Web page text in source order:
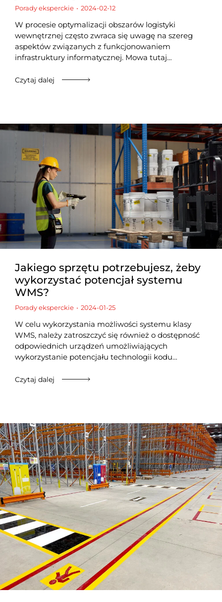
Porady eksperckie 2024-02-12
W procesie optymalizacji obszarów logistyki
wewnętrznej często zwraca się uwagę na szereg
aspektów związanych z funkcjonowaniem
infrastruktury informatycznej. Mowa tutaj…
Czytaj dalej
Jakiego sprzętu potrzebujesz, żeby
wykorzystać potencjał systemu
WMS?
Porady eksperckie 2024-01-25
W celu wykorzystania możliwości systemu klasy
WMS, należy zatroszczyć się również o dostępność
odpowiednich urządzeń umożliwiających
wykorzystanie potencjału technologii kodu…
Czytaj dalej